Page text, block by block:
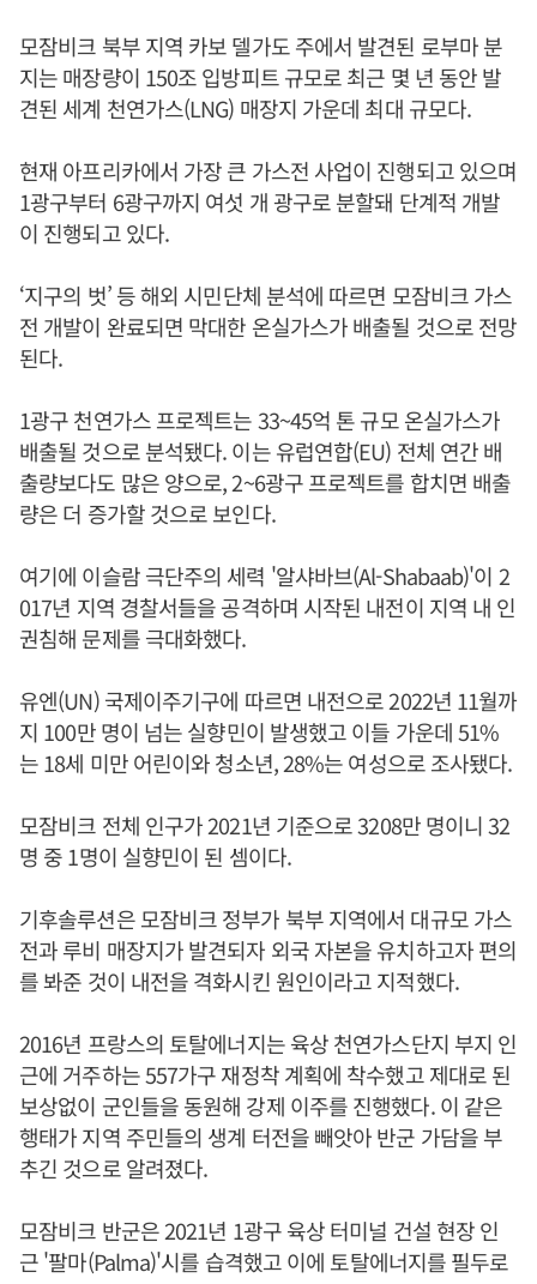
모잠비크 북부 지역 카보 델가도 주에서 발견된 로부마 분
지는 매장량이 150조 입방피트 규모로 최근 몇 년 동안 발
견된 세계 천연가스(LNG) 매장지 가운데 최대 규모다.
현재 아프리카에서 가장 큰 가스전 사업이 진행되고 있으며
1광구부터 6광구까지 여섯 개 광구로 분할돼 단계적 개발
이 진행되고 있다.
‘지구의 벗’ 등 해외 시민단체 분석에 따르면 모잠비크 가스
전 개발이 완료되면 막대한 온실가스가 배출될 것으로 전망
된다.
1광구 천연가스 프로젝트는 33~45억 톤 규모 온실가스가
배출될 것으로 분석됐다. 이는 유럽연합(EU) 전체 연간 배
출량보다도 많은 양으로, 2~6광구 프로젝트를 합치면 배출
량은 더 증가할 것으로 보인다.
여기에 이슬람 극단주의 세력 '알샤바브(Al-Shabaab)'이 2
017년 지역 경찰서들을 공격하며 시작된 내전이 지역 내 인
권침해 문제를 극대화했다.
유엔(UN) 국제이주기구에 따르면 내전으로 2022년 11월까
지 100만 명이 넘는 실향민이 발생했고 이들 가운데 51%
는 18세 미만 어린이와 청소년, 28%는 여성으로 조사됐다.
모잠비크 전체 인구가 2021년 기준으로 3208만 명이니 32
명 중 1명이 실향민이 된 셈이다.
기후솔루션은 모잠비크 정부가 북부 지역에서 대규모 가스
전과 루비 매장지가 발견되자 외국 자본을 유치하고자 편의
를 봐준 것이 내전을 격화시킨 원인이라고 지적했다.
2016년 프랑스의 토탈에너지는 육상 천연가스단지 부지 인
근에 거주하는 557가구 재정착 계획에 착수했고 제대로 된
보상없이 군인들을 동원해 강제 이주를 진행했다. 이 같은
행태가 지역 주민들의 생계 터전을 빼앗아 반군 가담을 부
추긴 것으로 알려졌다.
모잠비크 반군은 2021년 1광구 육상 터미널 건설 현장 인
근 '팔마(Palma)'시를 습격했고 이에 토탈에너지를 필두로